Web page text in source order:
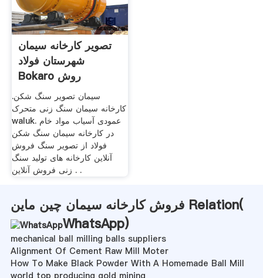
تصویر کارخانه سیمان
شهرستان فولاد
Bokaro روش
سیمان تصویر سنگ شکن.
کارخانه سیمان سنگ زنی متحرک
waluk. عمودی آسیاب مواد خام
در کارخانه سیمان سنگ شکن
فولاد از تصویر سنگ فروش
آنلاین کارخانه های تولید سنگ
زنی فروش آنلاین . .
فروش کارخانه سیمان چین ماین Relation(
WhatsApp)
mechanical ball milling balls suppliers
Alignment Of Cement Raw Mill Moter
How To Make Black Powder With A Homemade Ball Mill